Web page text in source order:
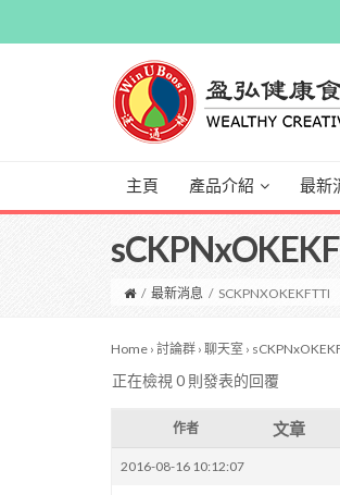
主頁 產品介紹 最新
/ 最新消息 / SCKPNXOKEKFTTI
Home › 討論群 › 聊天室 ›
正在檢視 0 則發表的回覆
作者 文章
2016-08-16 10:12:07